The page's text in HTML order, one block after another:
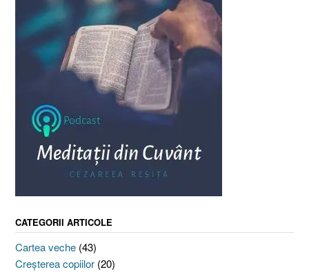
CATEGORII ARTICOLE
Cartea veche (43)
Creşterea copiilor (20)